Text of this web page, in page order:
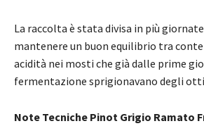
La raccolta è stata divisa in più
mantenere un buon equilibrio tra
acidità nei mosti che già dalle prime
fermentazione sprigionavano degli
Note Tecniche Pinot Grigio Ramato